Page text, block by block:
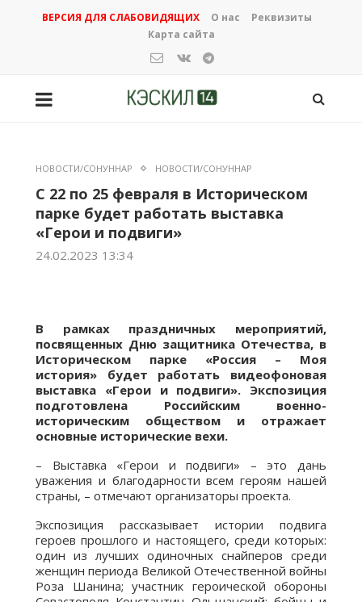
ВЕРСИЯ ДЛЯ СЛАБОВИДЯЩИХ О нас
Реквизиты
Карта сайта
НОВОСТИ/СОНУННАР НОВОСТИ/СОНУННАР
С 22 по 25 февраля в Историческом
парке будет работать выставка
«Герои и подвиги»
24.02.2023 13:34
В рамках праздничных мероприятий,
посвященных Дню защитника Отечества, в
Историческом парке «Россия – Моя
история» будет работать видеофоновая
выставка «Герои и подвиги». Экспозиция
подготовлена Российским военно-
историческим обществом и отражает
основные исторические вехи.
– Выставка «Герои и подвиги» – это дань
уважения и благодарности всем героям нашей
страны, – отмечают организаторы проекта.
Экспозиция рассказывает истории подвига
героев прошлого и настоящего, среди которых:
один из лучших одиночных снайперов среди
женщин периода Великой Отечественной войны
Роза Шанина; участник героической обороны